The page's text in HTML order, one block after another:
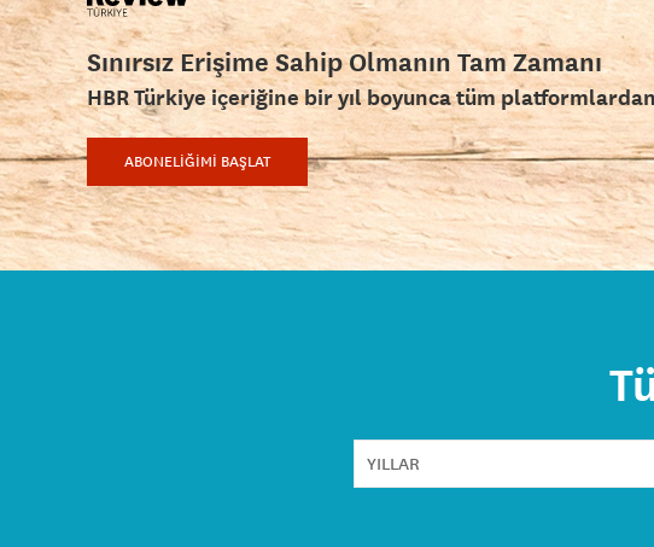
Sınırsız Erişime Sahip Olmanın Tam Zamanı
HBR Türkiye içeriğine bir yıl boyunca tüm
ABONELİĞİMİ BAŞLAT